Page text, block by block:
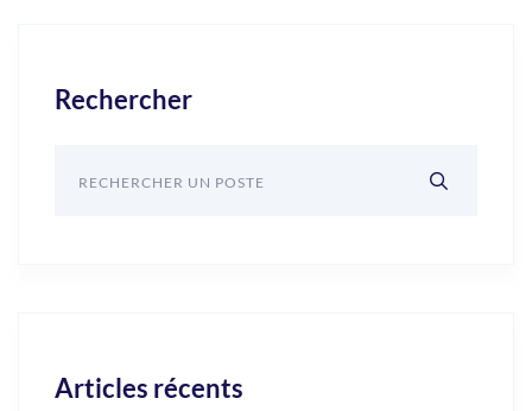
Rechercher
Articles récents